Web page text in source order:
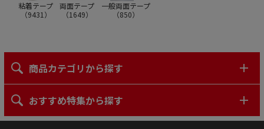
粘着テープ
（9431）
両面テープ
（1649）
一般両面テープ
（850）
商品カテゴリから探す
おすすめ特集から探す